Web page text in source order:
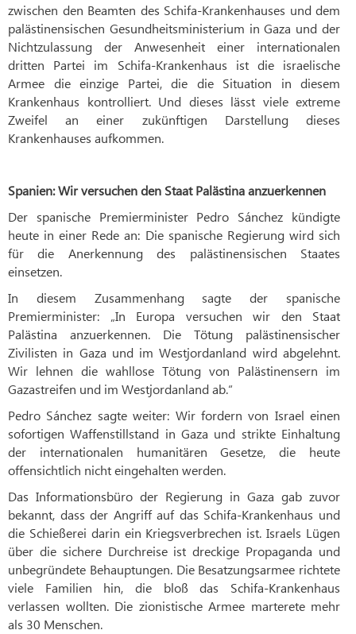
zwischen den Beamten des Schifa-Krankenhauses und dem
palästinensischen Gesundheitsministerium in Gaza und der
Nichtzulassung der Anwesenheit einer internationalen
dritten Partei im Schifa-Krankenhaus ist die israelische
Armee die einzige Partei, die die Situation in diesem
Krankenhaus kontrolliert. Und dieses lässt viele extreme
Zweifel an einer zukünftigen Darstellung dieses
Krankenhauses aufkommen.
Spanien: Wir versuchen den Staat Palästina anzuerkennen
Der spanische Premierminister Pedro Sánchez kündigte
heute in einer Rede an: Die spanische Regierung wird sich
für die Anerkennung des palästinensischen Staates
einsetzen.
In diesem Zusammenhang sagte der spanische
Premierminister: „In Europa versuchen wir den Staat
Palästina anzuerkennen. Die Tötung palästinensischer
Zivilisten in Gaza und im Westjordanland wird abgelehnt.
Wir lehnen die wahllose Tötung von Palästinensern im
Gazastreifen und im Westjordanland ab.“
Pedro Sánchez sagte weiter: Wir fordern von Israel einen
sofortigen Waffenstillstand in Gaza und strikte Einhaltung
der internationalen humanitären Gesetze, die heute
offensichtlich nicht eingehalten werden.
Das Informationsbüro der Regierung in Gaza gab zuvor
bekannt, dass der Angriff auf das Schifa-Krankenhaus und
die Schießerei darin ein Kriegsverbrechen ist. Israels Lügen
über die sichere Durchreise ist dreckige Propaganda und
unbegründete Behauptungen. Die Besatzungsarmee richtete
viele Familien hin, die bloß das Schifa-Krankenhaus
verlassen wollten. Die zionistische Armee marterete mehr
als 30 Menschen.